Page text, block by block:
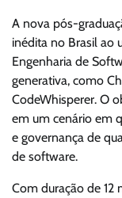
A nova pós-
inédita no Brasil ao
Engenharia de
generativa, como
CodeWhisperer. O
em um cenário em
e governança de
de software.
Com duração de 12